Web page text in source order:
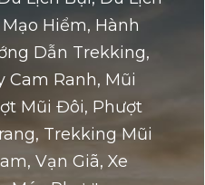
Hiểm, Hành
Dẫn Trekking,
Cam Ranh, Mũi
Mũi Đôi, Phượt
, Trekking Mũi
, Vạn Giã, Xe